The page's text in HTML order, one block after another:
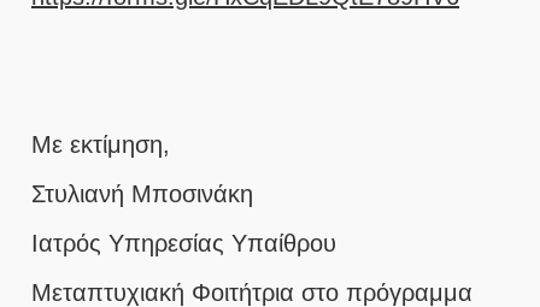
Με εκτίμηση,
Στυλιανή Μποσινάκη
Ιατρός Υπηρεσίας Υπαίθρου
Μεταπτυχιακή Φοιτήτρια στο πρόγραμμα